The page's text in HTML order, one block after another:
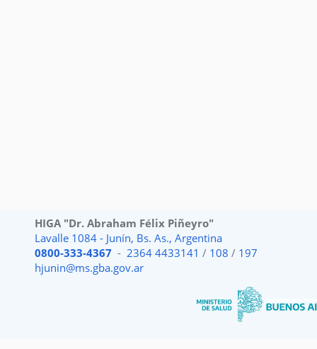
HIGA "Dr. Abraham Félix Piñeyro"
Lavalle 1084 - Junín, Bs. As., Argentina
0800-333-4367 -2364 4433141 / 108 / 197
hjunin@ms.gba.gov.ar